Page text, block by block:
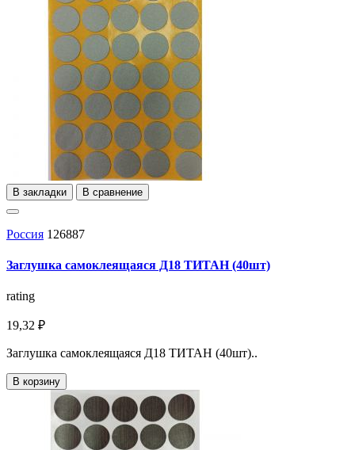
В закладки В сравнение
Россия 126887
Заглушка самоклеящаяся Д18 ТИТАН (40шт)
rating
19,32 ₽
Заглушка самоклеящаяся Д18 ТИТАН (40шт)..
В корзину